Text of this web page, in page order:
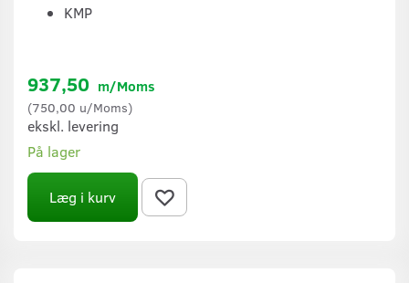
KMP
937,50 m/Moms
(750,00 u/Moms)
ekskl. levering
På lager
Læg i kurv